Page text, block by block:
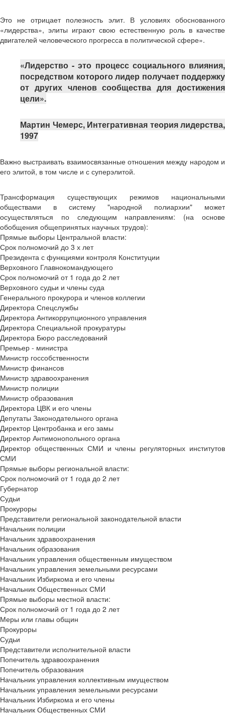
Это не отрицает полезность элит. В условиях обоснованного
«лидерства», элиты играют свою естественную роль в качестве
двигателей человеческого прогресса в политической сфере».
«Лидерство - это процесс социального влияния,
посредством которого лидер получает поддержку
от других членов сообщества для достижения
цели».
Мартин Чемерс, Интегративная теория лидерства,
1997
Важно выстраивать взаимосвязанные отношения между народом и
его элитой, в том числе и с суперэлитой.
Трансформация существующих режимов национальными
обществами в систему "народной полиархии" может
осуществляться по следующим направлениям: (на основе
обобщения общепринятых научных трудов):
Прямые выборы Центральной власти:
Срок полномочий до 3 х лет
Президента с функциями контроля Конституции
Верховного Главнокомандующего
Срок полномочий от 1 года до 2 лет
Верховного судьи и члены суда
Генерального прокурора и членов коллегии
Директора Спецслужбы
Директора Антикоррупционного управления
Директора Специальной прокуратуры
Директора Бюро расследований
Премьер - министра
Министр госсобственности
Министр финансов
Министр здравоохранения
Министр полиции
Министр образования
Директора ЦВК и его члены
Депутаты Законодательного органа
Директор Центробанка и его замы
Директор Антимонопольного органа
Директор общественных СМИ и члены регуляторных институтов
СМИ
Прямые выборы региональной власти:
Срок полномочий от 1 года до 2 лет
Губернатор
Судьи
Прокуроры
Представители региональной законодательной власти
Начальник полиции
Начальник здравоохранения
Начальник образования
Начальник управления общественным имуществом
Начальник управления земельными ресурсами
Начальник Избиркома и его члены
Начальник Общественных СМИ
Прямые выборы местной власти:
Срок полномочий от 1 года до 2 лет
Меры или главы общин
Прокуроры
Судьи
Представители исполнительной власти
Попечитель здравоохранения
Попечитель образования
Начальник управления коллективным имуществом
Начальник управления земельными ресурсами
Начальник Избиркома и его члены
Начальник Общественных СМИ